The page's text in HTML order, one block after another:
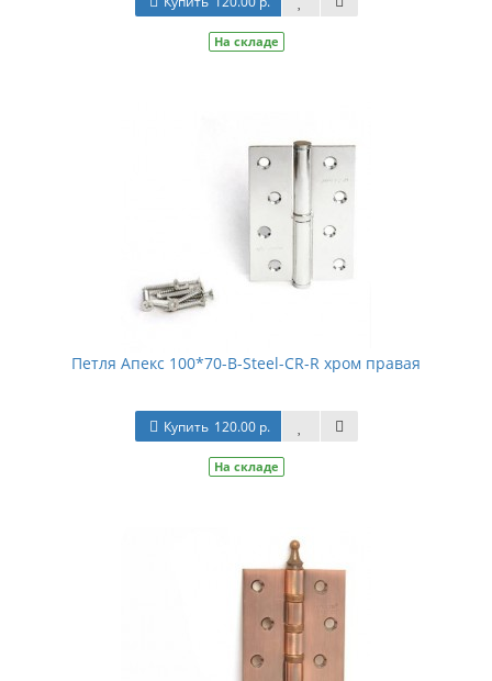
На складе
Петля Апекс 100*70-В-Steel-CR-R хром правая
Купить 120.00 р.
На складе